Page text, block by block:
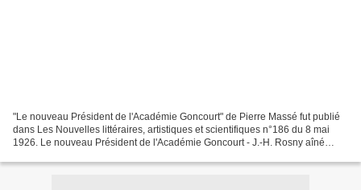
"Le nouveau Président de l'Académie Goncourt" de Pierre Massé fut publié
dans Les Nouvelles littéraires, artistiques et scientifiques n°186 du 8 mai
1926. Le nouveau Président de l'Académie Goncourt - J.-H. Rosny aîné